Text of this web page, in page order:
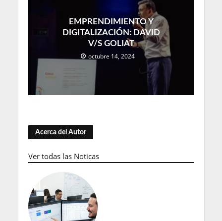
EMPRENDIMIENTO Y
DIGITALIZACIÓN: DAVID
V/S GOLIAT
octubre 14, 2024
Acerca del Autor
Ver todas las Noticas